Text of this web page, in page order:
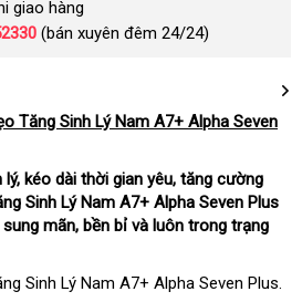
giao hàng
(bán xuyên đêm 24/24)
Tăng Sinh Lý Nam A7+ Alpha Seven
lý, kéo dài thời gian yêu, tăng cường
Sinh Lý Nam A7+ Alpha Seven Plus
sung mãn, bền bỉ và luôn trong trạng
Sinh Lý Nam A7+ Alpha Seven Plus.